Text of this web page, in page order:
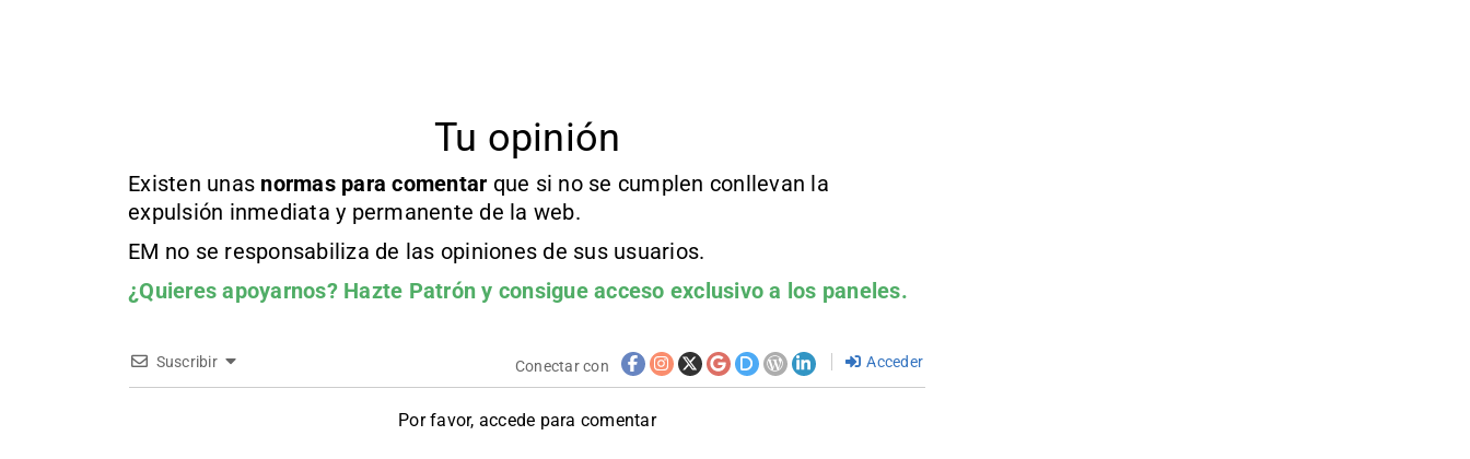
Tu opinión
Existen unas normas para comentar que si no se cumplen conllevan la
expulsión inmediata y permanente de la web.
EM no se responsabiliza de las opiniones de sus usuarios.
¿Quieres apoyarnos? Hazte Patrón y consigue acceso exclusivo a los paneles.
Suscribir Conectar con Acceder
Por favor, accede para comentar